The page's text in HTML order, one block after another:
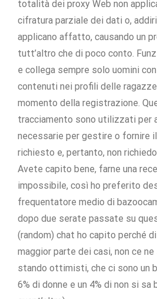
totalità dei proxy Web non
cifratura parziale dei dati o,
applicano affatto, causando un
tutt’altro che di poco conto.
e collega sempre solo uomini
contenuti nei profili delle
momento della registrazione.
tracciamento sono utilizzati
necessarie per gestire o fornire
richiesto e, pertanto, non
Avete capito bene, farne una
impossibile, così ho preferito
frequentatore medio di
dopo due serate passate su
(random) chat ho capito perché
maggior parte dei casi, non ce
stando ottimisti, che ci sono un
6% di donne e un 4% di non si sa